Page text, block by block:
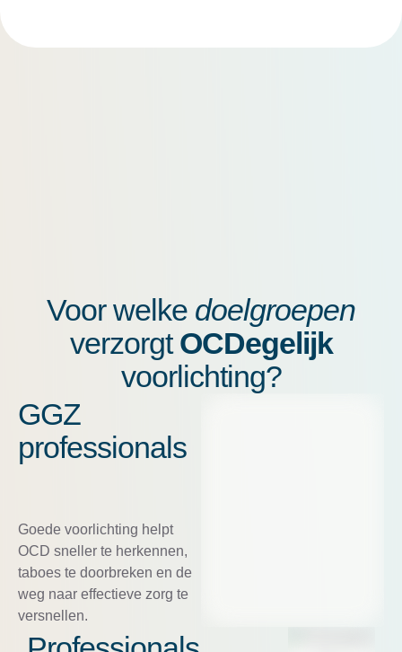
Voor welke doelgroepen
verzorgtOCDegelijk
voorlichting?
GGZ
professionals
Goede voorlichting helpt
OCD sneller te herkennen,
taboes te doorbreken en de
weg naar effectieve zorg te
versnellen.